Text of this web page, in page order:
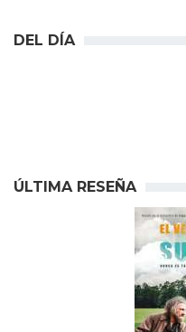
DEL DÍA
ÚLTIMA RESEÑA